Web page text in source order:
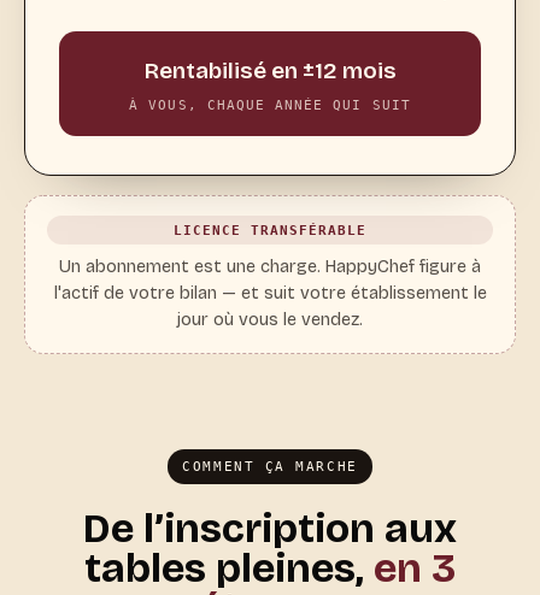
Rentabilisé en ±12 mois
À VOUS, CHAQUE ANNÉE QUI SUIT
LICENCE TRANSFÉRABLE
Un abonnement est une charge. HappyChef figure à
l'actif de votre bilan — et suit votre établissement le
jour où vous le vendez.
COMMENT ÇA MARCHE
De l’inscription aux
tables pleines, en 3